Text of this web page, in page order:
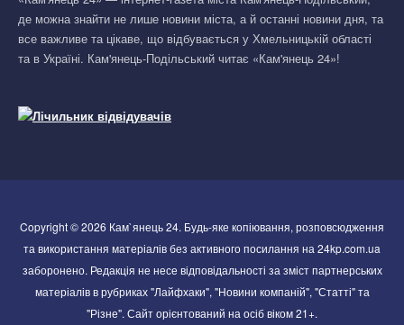
де можна знайти не лише новини міста, а й останні новини дня, та
все важливе та цікаве, що відбувається у Хмельницькій області
та в Україні. Кам'янець-Подільський читає «Кам'янець 24»!
Copyright © 2026 Кам`янець 24. Будь-яке копіювання, розповсюдження
та використання матеріалів без активного посилання на 24kp.com.ua
заборонено. Редакція не несе відповідальності за зміст партнерських
матеріалів в рубриках "Лайфхаки", "Новини компаній", "Статті" та
"Різне". Сайт орієнтований на осіб віком 21+.